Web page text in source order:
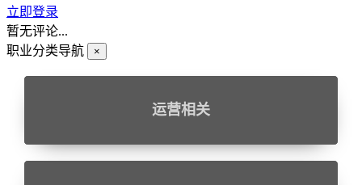
立即登录
暂无评论...
职业分类导航
×
运营相关